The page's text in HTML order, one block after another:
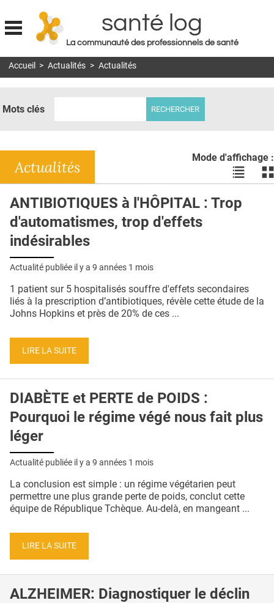
Jump to navigation
santé log
La communauté des professionnels de santé
MON COMPTE
DOSSIERS
RÉSEAUX
E-REVUE SAD
L'APP
PUBLICITÉ
CONTACT
Accueil > Actualités > Actualités
Mots clés
Mode d'affichage :
Voir
les
en
les
Actualités
ANTIBIOTIQUES à l'HÔPITAL : Trop
d'automatismes, trop d'effets
indésirables
Actualité publiée il y a 9 années 1 mois
1 patient sur 5 hospitalisés souffre d'effets secondaires
liés à la prescription d’antibiotiques, révèle cette étude de la
Johns Hopkins et près de 20% de ces ...
LIRE LA SUITE
DIABÈTE et PERTE de POIDS :
Pourquoi le régime végé nous fait plus
léger
Actualité publiée il y a 9 années 1 mois
La conclusion est simple : un régime végétarien peut
permettre une plus grande perte de poids, conclut cette
équipe de République Tchèque. Au-delà, en mangeant ...
LIRE LA SUITE
ALZHEIMER: Diagnostiquer le déclin